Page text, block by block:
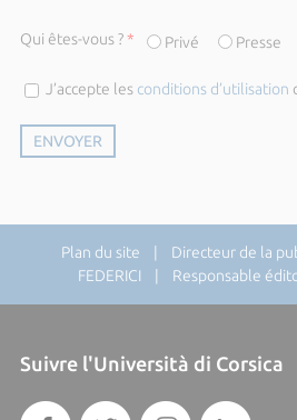
Qui êtes-vous ?* Privé Presse
J’accepte les conditions d’utilisation
Plan du site | Directeur de la
FEDERICI | Responsable
Suivre l'Università di Corsica